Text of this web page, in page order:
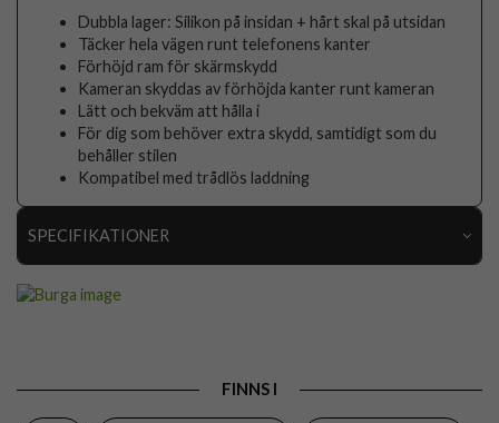
Dubbla lager: Silikon på insidan + hårt skal på utsidan
Täcker hela vägen runt telefonens kanter
Förhöjd ram för skärmskydd
Kameran skyddas av förhöjda kanter runt kameran
Lätt och bekväm att hålla i
För dig som behöver extra skydd, samtidigt som du
behåller stilen
Kompatibel med trådlös laddning
SPECIFIKATIONER
FINNS I